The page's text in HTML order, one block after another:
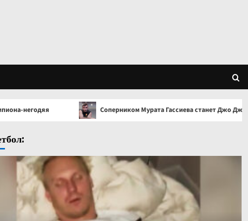
Соперником Мурата Гассиева станет Джо Джойс